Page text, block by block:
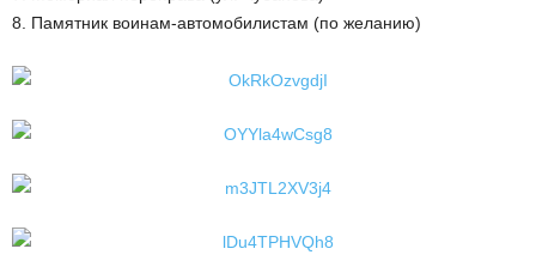
8. Памятник воинам-автомобилистам (по желанию)